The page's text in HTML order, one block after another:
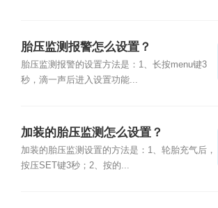
胎压监测报警怎么设置？
胎压监测报警的设置方法是：1、长按menu键3
秒，滴一声后进入设置功能...
加装的胎压监测怎么设置？
加装的胎压监测设置的方法是：1、轮胎充气后，
按压SET键3秒；2、按的...